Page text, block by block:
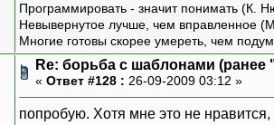
Программировать - значит понимать (К.
Невывернутое лучше, чем вправленное
Многие готовы скорее умереть, чем
Re: борьба с шаблонами (ранее
« Ответ #128 : 26-09-2009 03:12 »
попробую. Хотя мне это не нравится,